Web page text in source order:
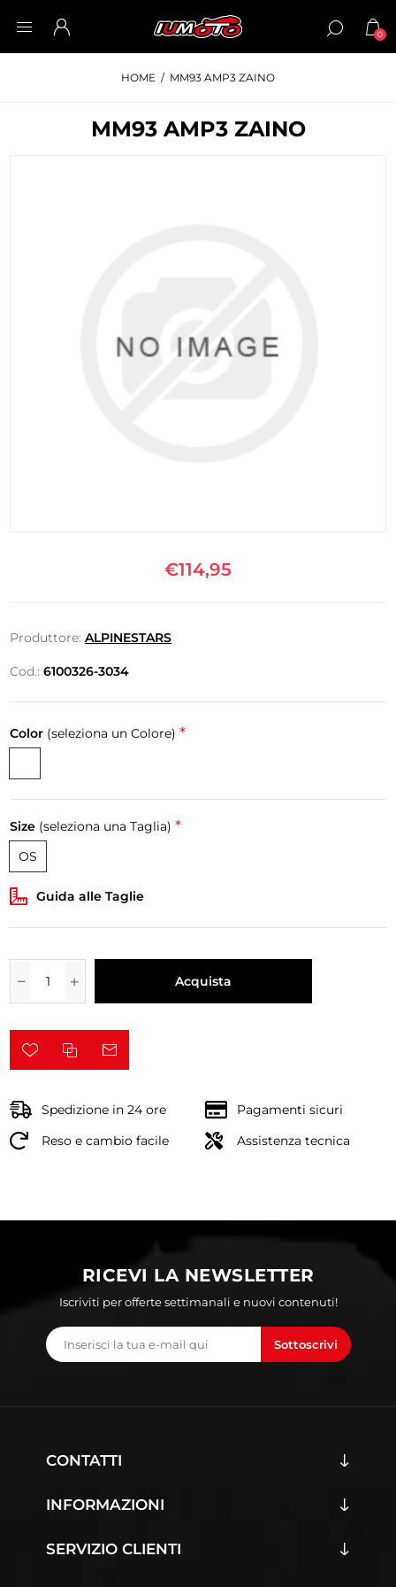
0
HOME / MM93 AMP3 ZAINO
MM93 AMP3 ZAINO
€114,95
Produttore: ALPINESTARS
Cod.: 6100326-3034
Color (seleziona un Colore) *
Size (seleziona una Taglia) *
OS
Guida alle Taglie
Acquista
Spedizione in 24 ore
Pagamenti sicuri
Reso e cambio facile
Assistenza tecnica
RICEVI LA NEWSLETTER
Iscriviti per offerte settimanali e nuovi contenuti!
Sottoscrivi
CONTATTI
INFORMAZIONI
SERVIZIO CLIENTI